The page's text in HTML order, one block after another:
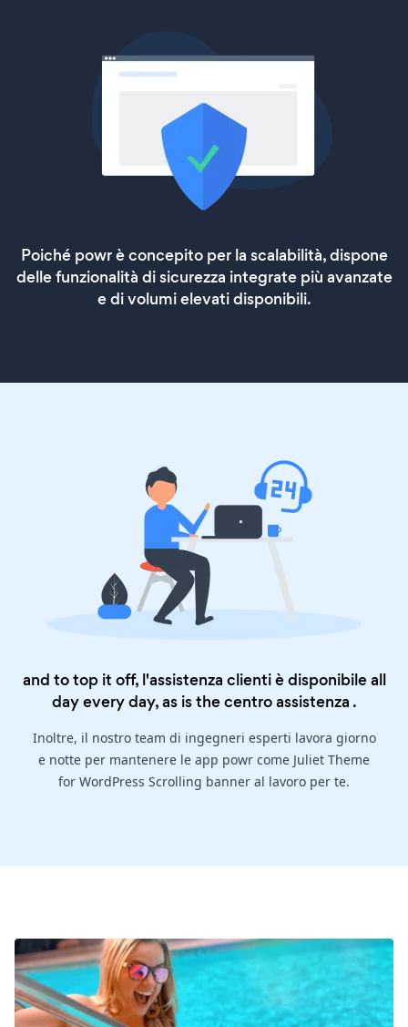
Poiché powr è concepito per la scalabilità, dispone
delle funzionalità di sicurezza integrate più avanzate
e di volumi elevati disponibili.
and to top it off, l'assistenza clienti è disponibile all
day every day, as is thecentro assistenza .
Inoltre, il nostro team di ingegneri esperti lavora giorno
e notte per mantenere le app powr come Juliet Theme
for WordPress Scrolling banner al lavoro per te.